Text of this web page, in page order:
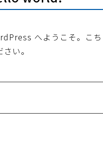
へようこそ。こ
さい。